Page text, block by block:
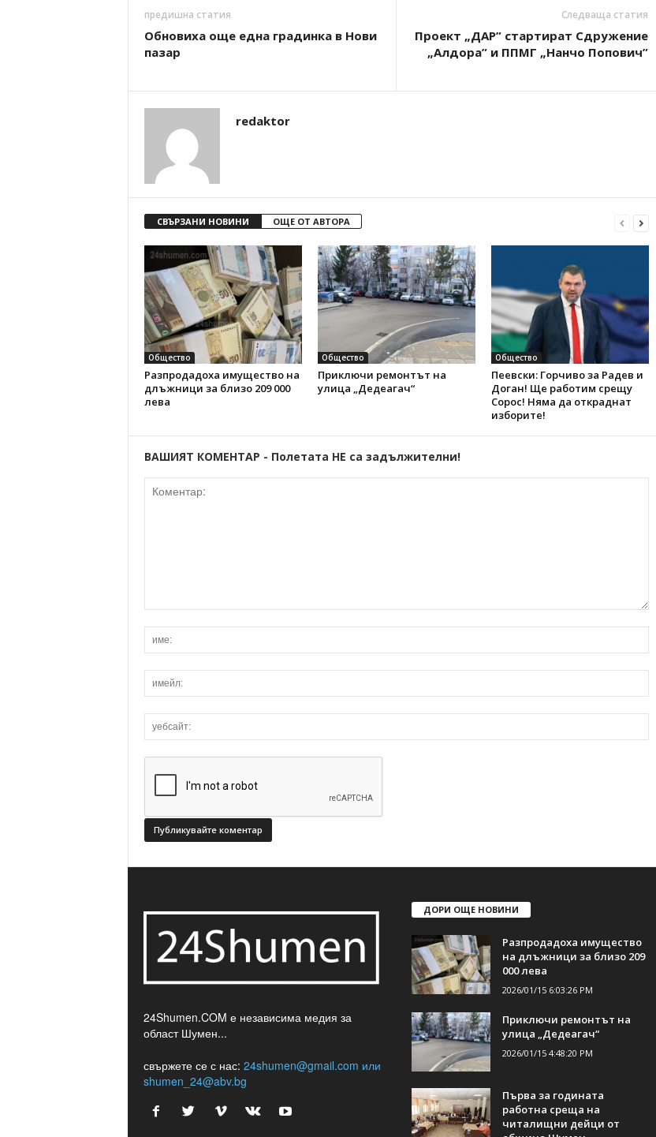
предишна статия
Обновиха още една градинка в Нови
пазар
Следваща статия
Проект „ДАР” стартират Сдружение
„Алдора” и ППМГ „Нанчо Попович”
redaktor
СВЪРЗАНИ НОВИНИ ОЩЕ ОТ АВТОРА
Общество
Разпродадоха имущество на
длъжници за близо 209 000
лева
Общество
Приключи ремонтът на
улица „Дедеагач“
Общество
Пеевски: Горчиво за Радев и
Доган! Ще работим срещу
Сорос! Няма да откраднат
изборите!
ВАШИЯТ КОМЕНТАР - Полетата НЕ са задължителни!
24Shumen.COM е независима медия за
област Шумен...
свържете се с нас: 24shumen@gmail.com или
shumen_24@abv.bg
ДОРИ ОЩЕ НОВИНИ
Разпродадоха имущество
на длъжници за близо 209
000 лева
2026/01/15 6:03:26 PM
Приключи ремонтът на
улица „Дедеагач“
2026/01/15 4:48:20 PM
Първа за годината
работна среща на
читалищни дейци от